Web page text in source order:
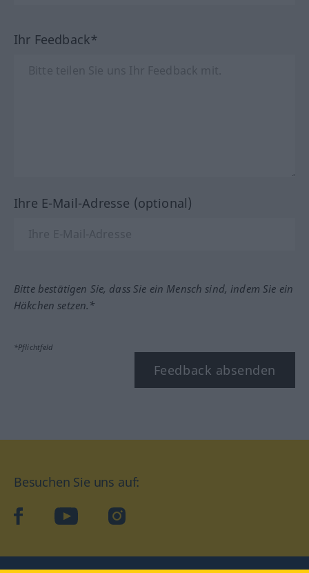
Ihr Feedback*
Ihre E-Mail-Adresse (optional)
Bitte bestätigen Sie, dass Sie ein Mensch sind, indem Sie ein
Häkchen setzen.*
*Pflichtfeld
Feedback absenden
Besuchen Sie uns auf:
facebookYouTube Instagram